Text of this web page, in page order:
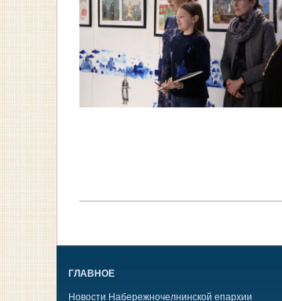
ГЛАВНОЕ
Новости Набережночелнинской епархии